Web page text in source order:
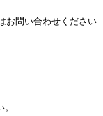
お問い合わせください